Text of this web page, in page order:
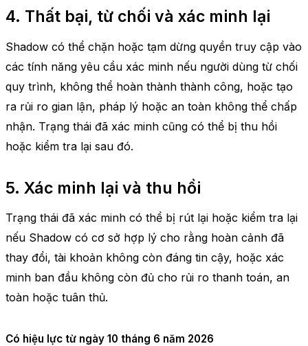
4. Thất bại, từ chối và xác minh lại
Shadow có thể chặn hoặc tạm dừng quyền truy cập vào
các tính năng yêu cầu xác minh nếu người dùng từ chối
quy trình, không thể hoàn thành thành công, hoặc tạo
ra rủi ro gian lận, pháp lý hoặc an toàn không thể chấp
nhận. Trạng thái đã xác minh cũng có thể bị thu hồi
hoặc kiểm tra lại sau đó.
5. Xác minh lại và thu hồi
Trạng thái đã xác minh có thể bị rút lại hoặc kiểm tra lại
nếu Shadow có cơ sở hợp lý cho rằng hoàn cảnh đã
thay đổi, tài khoản không còn đáng tin cậy, hoặc xác
minh ban đầu không còn đủ cho rủi ro thanh toán, an
toàn hoặc tuân thủ.
Có hiệu lực từ ngày 10 tháng 6 năm 2026